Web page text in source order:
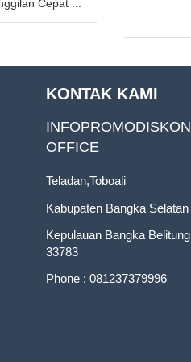
Cepat ...
KONTAK KAMI
INFOPROMODISKON
OFFICE
Teladan,Toboali
Kabupaten Bangka Selatan
Kepulauan Bangka Belitung
33783
Phone : 081237379996